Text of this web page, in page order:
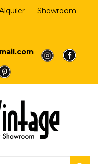
Showroom
a
a
a